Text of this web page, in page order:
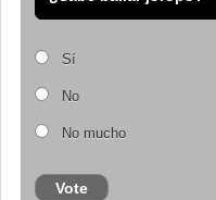
Sí
No
No mucho
Vote